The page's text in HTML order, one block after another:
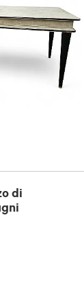
di